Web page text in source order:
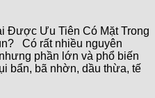
Được Ưu Tiên Có Mặt Trong
Có rất nhiều nguyên
phần lớn và phổ biến
bẩn, bã nhờn, dầu thừa, tế